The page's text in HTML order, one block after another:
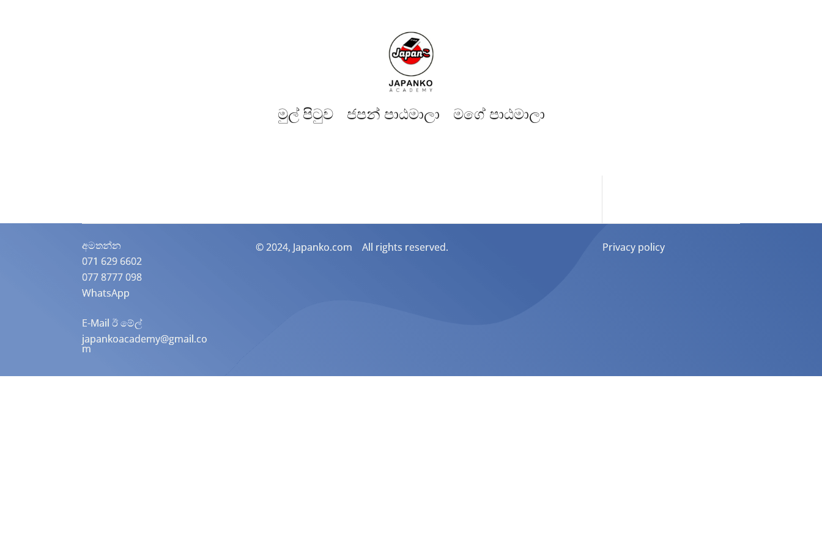
මුල් පිටුව​ ජපන් පාඨමාලා මගේ පාඨමාලා
අමතන්න​
071 629 6602
077 8777 098
WhatsApp
E-Mail ඊ මේල්
japankoacademy@gmail.co
m
© 2024, Japanko.com All rights reserved. Privacy policy